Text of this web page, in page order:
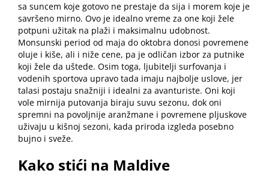
sa suncem koje gotovo ne prestaje da sija i morem koje je
savršeno mirno. Ovo je idealno vreme za one koji žele
potpuni užitak na plaži i maksimalnu udobnost.
Monsunski period od maja do oktobra donosi povremene
oluje i kiše, ali i niže cene, pa je odličan izbor za putnike
koji žele da uštede. Osim toga, ljubitelji surfovanja i
vodenih sportova upravo tada imaju najbolje uslove, jer
talasi postaju snažniji i idealni za avanturiste. Oni koji
vole mirnija putovanja biraju suvu sezonu, dok oni
spremni na povoljnije aranžmane i povremene pljuskove
uživaju u kišnoj sezoni, kada priroda izgleda posebno
bujno i sveže.
Kako stići na Maldive